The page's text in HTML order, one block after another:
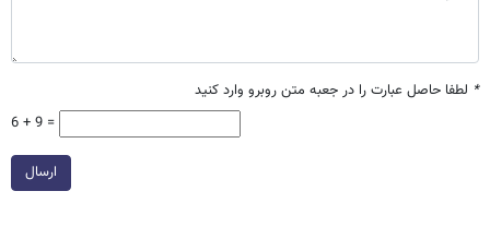
* لطفا حاصل عبارت را در جعبه متن روبرو وارد کنید
6 + 9 =
ارسال